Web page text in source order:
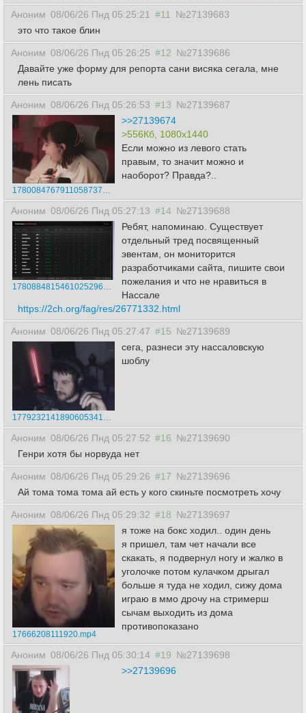
Аноним 08/06/26 Пнд 05:25:21 #11
№27139683
это что такое блин
Аноним 08/06/26 Пнд 05:26:25 #12 №27139686
Давайте уже форму для репорта сани висяка сегала, мне
лень писать
Аноним 08/06/26 Пнд 05:26:53 #13 №27139687
17800847679110587370.mp4
>>27139674
>556Кб, 1080x1440
Если можно из левого стать
правым, то значит можно и
наоборот? Правда?..
Аноним 08/06/26 Пнд 05:27:13 #14 №27139688
17808848154610252969.png
Ребят, напоминаю. Существует
отдельный тред посвященный
эвентам, он мониторится
разработчиками сайта, пишите свои
пожелания и что не нравиться в
Нассале
https://2ch.org/fag/res/26771332.html
Аноним 08/06/26 Пнд 05:27:47 #15 №27139689
177923214189060534196.mp4
сега, разнеси эту нассаловскую
шоблу
Аноним 08/06/26 Пнд 05:27:52 #16 №27139690
Генри хотя бы норвуда нет
Аноним 08/06/26 Пнд 05:29:26 #17 №27139696
Ай тома тома тома ай есть у кого скиньте посмотреть хочу
Аноним 08/06/26 Пнд 05:29:32 #18 №27139697
17666208111920.mp4
я тоже на бокс ходил.. один день
я пришел, там чет начали все
скакать, я подвернул ногу и жалко в
уголочке потом кулачком дрыгал
больше я туда не ходил, сижу дома
играю в ммо дрочу на стримерш
сычам выходить из дома
противопоказано
Аноним 08/06/26 Пнд 05:30:14 #19 №27139698
>>27139696